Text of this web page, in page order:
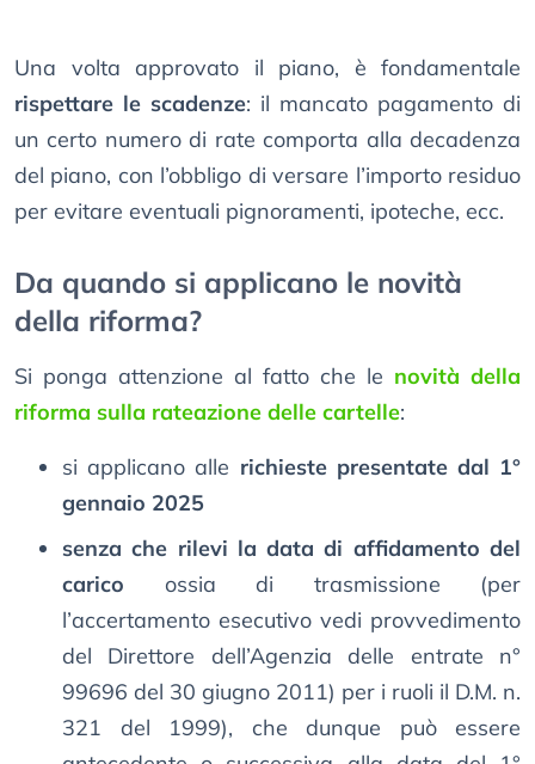
Una volta approvato il piano, è fondamentale
rispettare le scadenze: il mancato pagamento di
un certo numero di rate comporta alla decadenza
del piano, con l’obbligo di versare l’importo residuo
per evitare eventuali pignoramenti, ipoteche, ecc.
Da quando si applicano le novità
della riforma?
Si ponga attenzione al fatto che le novità della
riforma sulla rateazione delle cartelle:
si applicano alle richieste presentate dal 1°
gennaio 2025
senza che rilevi la data di affidamento del
carico ossia di trasmissione (per
l’accertamento esecutivo vedi provvedimento
del Direttore dell’Agenzia delle entrate n°
99696 del 30 giugno 2011) per i ruoli il D.M. n.
321 del 1999), che dunque può essere